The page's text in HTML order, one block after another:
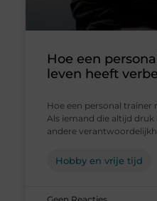
Hoe een
leven heeft
Hoe een personal trainer
Als iemand die altijd druk
andere
Hobby en vrije tijd